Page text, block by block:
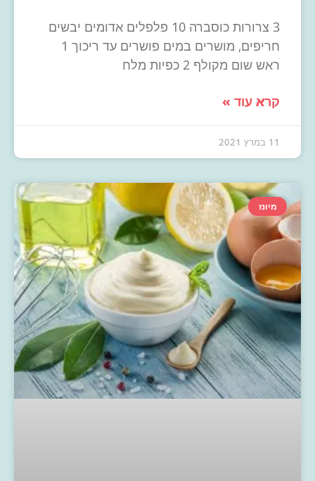
3 צרורות כוסברה 10 פלפלים אדומים יבשים
חריפים, מושרים במים פושרים עד ריכוך 1
ראש שום מקולף 2 כפיות מלח
קרא עוד »
11 במרץ 2021
מיונז